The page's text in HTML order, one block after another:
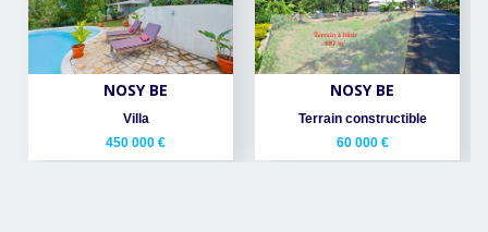
NOSY BE
Villa
450 000 €
NOSY BE
Terrain constructible
60 000 €